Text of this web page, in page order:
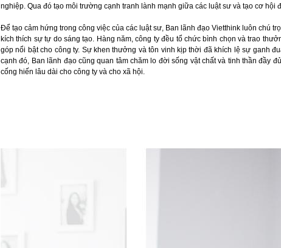
nghiệp. Qua đó tạo môi trường cạnh tranh lành mạnh giữa các luật sư và tạo cơ hội
Để tạo cảm hứng trong công việc của các luật sư, Ban lãnh đạo Vietthink luôn chú
kích thích sự tự do sáng tạo. Hàng năm, công ty đều tổ chức bình chọn và trao
góp nổi bật cho công ty. Sự khen thưởng và tôn vinh kịp thời đã khích lệ sự ganh
cạnh đó, Ban lãnh đạo cũng quan tâm chăm lo đời sống vật chất và tinh thần đầy
cống hiến lâu dài cho công ty và cho xã hội.